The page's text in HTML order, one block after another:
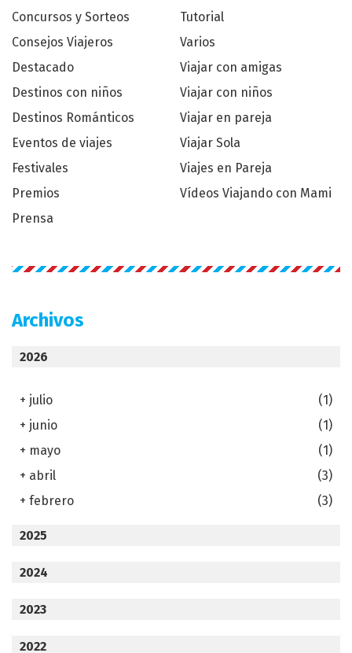
Concursos y Sorteos
Consejos Viajeros
Destacado
Destinos con niños
Destinos Románticos
Eventos de viajes
Festivales
Premios
Prensa
Tutorial
Varios
Viajar con amigas
Viajar con niños
Viajar en pareja
Viajar Sola
Viajes en Pareja
Vídeos Viajando con Mami
Archivos
2026
+ julio
(1)
+ junio
(1)
+ mayo
(1)
+ abril
(3)
+ febrero (3)
2025
2024
2023
2022